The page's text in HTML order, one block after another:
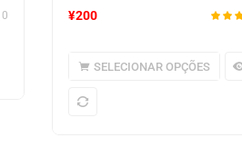
0 ¥200
SELECIONAR OPÇÕES